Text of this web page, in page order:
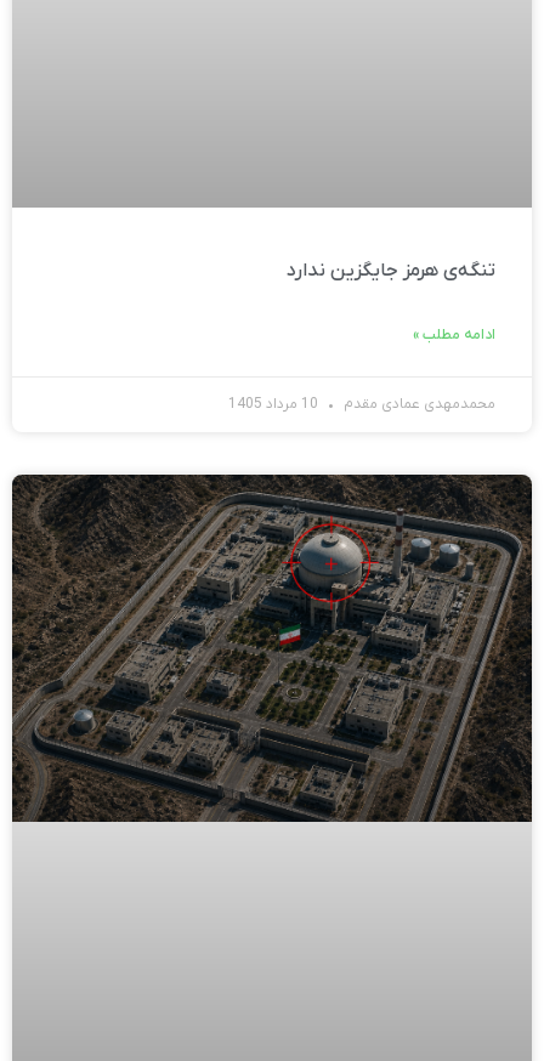
تنگه‌ی هرمز جایگزین ندارد
ادامه مطلب »
محمدمهدی عمادی مقدم